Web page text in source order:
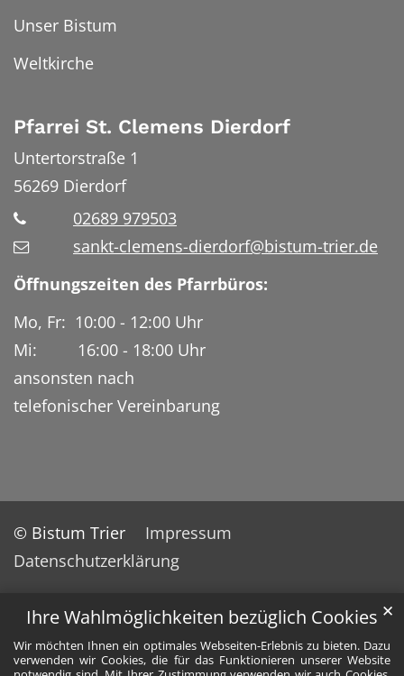
Ihre Wahlmöglichkeiten bezüglich Cookies
Wir möchten Ihnen ein optimales Webseiten-Erlebnis zu bieten. Dazu
verwenden wir Cookies, die für das Funktionieren unserer Website
✕
Unser Bistum
Weltkirche
Pfarrei St. Clemens Dierdorf
Untertorstraße 1
56269 Dierdorf
02689 979503
sankt-clemens-dierdorf@bistum-trier.de
Öffnungszeiten des Pfarrbüros:
Mo, Fr: 10:00 - 12:00 Uhr
Mi: 16:00 - 18:00 Uhr
ansonsten nach
telefonischer Vereinbarung
© Bistum Trier
Impressum
Datenschutzerklärung